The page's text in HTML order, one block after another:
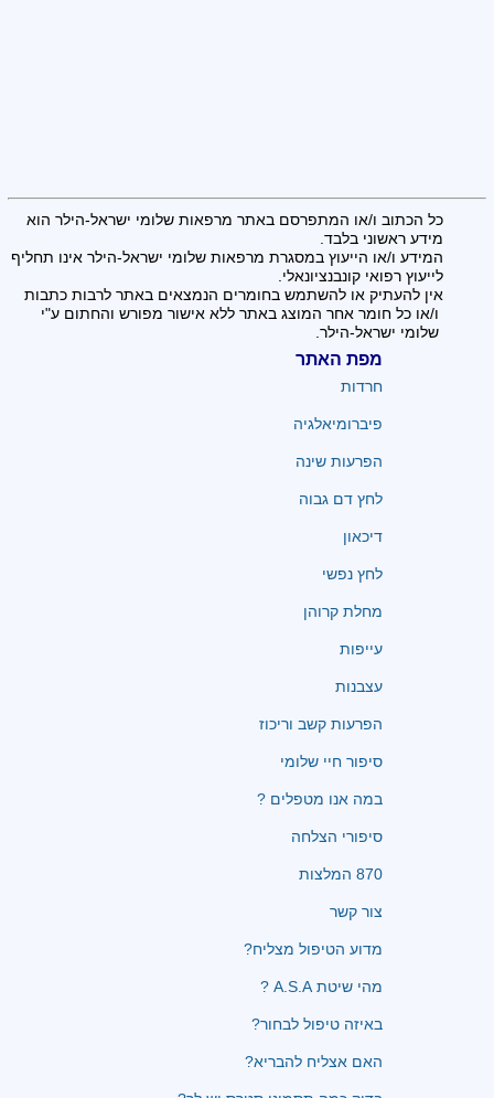
כל הכתוב ו/או המתפרסם באתר מרפאות שלומי ישראל-הילר הוא
מידע ראשוני בלבד.
המידע ו/או הייעוץ במסגרת מרפאות שלומי ישראל-הילר אינו תחליף
לייעוץ רפואי קונבנציונאלי.
אין להעתיק או להשתמש בחומרים הנמצאים באתר לרבות כתבות
ו/או כל חומר אחר המוצג באתר ללא אישור מפורש והחתום ע"י
שלומי ישראל-הילר.
מפת האתר
חרדות
פיברומיאלגיה
הפרעות שינה
לחץ דם גבוה
דיכאון
לחץ נפשי
מחלת קרוהן
עייפות
עצבנות
הפרעות קשב וריכוז
סיפור חיי שלומי
במה אנו מטפלים ?
סיפורי הצלחה
870 המלצות
צור קשר
מדוע הטיפול מצליח?
מהי שיטת A.S.A ?
באיזה טיפול לבחור?
האם אצליח להבריא?